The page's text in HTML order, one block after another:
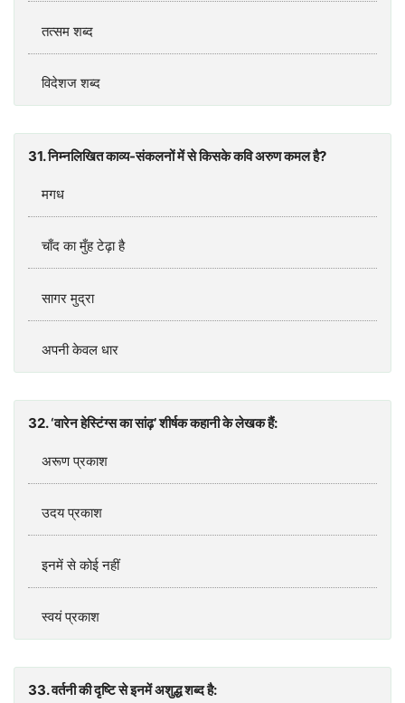
तत्‍सम शब्‍द
विदेशज शब्‍द
31. निम्‍नलिखित काव्‍य-संकलनों में से किसके कवि अरुण कमल है?
मगध
चाँद का मुँह टेढ़ा है
सागर मुद्रा
अपनी केवल धार
32. ‘वारेन हेस्टिंग्‍स का सांढ़’ शीर्षक कहानी के लेखक हैं:
अरूण प्रकाश
उदय प्रकाश
इनमें से कोई नहीं
स्‍वयं प्रकाश
33. वर्तनी की दृष्‍टि से इनमें अशुद्ध शब्‍द है: